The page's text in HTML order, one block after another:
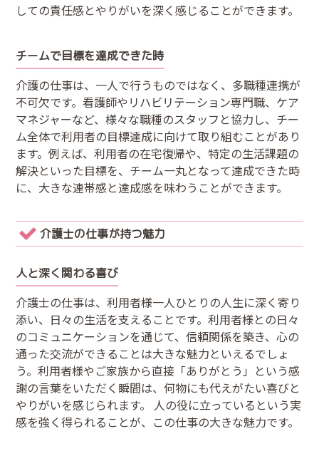
しての責任感とやりがいを深く感じることができます。
チームで目標を達成できた時
介護の仕事は、一人で行うものではなく、多職種連携が
不可欠です。看護師やリハビリテーション専門職、ケア
マネジャーなど、様々な職種のスタッフと協力し、チー
ム全体で利用者の目標達成に向けて取り組むことがあり
ます。例えば、利用者の在宅復帰や、特定の生活課題の
解決といった目標を、チーム一丸となって達成できた時
に、大きな連帯感と達成感を味わうことができます。
介護士の仕事が持つ魅力
人と深く関わる喜び
介護士の仕事は、利用者様一人ひとりの人生に深く寄り
添い、日々の生活を支えることです。利用者様との日々
のコミュニケーションを通じて、信頼関係を築き、心の
通った交流ができることは大きな魅力といえるでしょ
う。利用者様やご家族から直接「ありがとう」という感
謝の言葉をいただく瞬間は、何物にも代えがたい喜びと
やりがいを感じられます。 人の役に立っているという実
感を強く得られることが、この仕事の大きな魅力です。